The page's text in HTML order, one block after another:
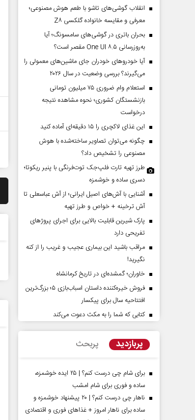
انقلاب گوشی‌های تاشو‌ با طعم هوش مصنوعی؛
معرفی و مقایسه خانواده گلکسی Z۸
بحران باتری در گوشی‌های سامسونگ؛ آیا
به‌روزرسانی One UI ۸.۵ مقصر است؟
آیا خودروهای خودران جای ماشین‌های معمولی را
می‌گیرند؟ بررسی وضعیت در سال ۲۰۲۶
استعلام وام ضروری ۷۵ میلیون تومانی
بازنشستگان کشوری؛ نحوه مشاهده نتیجه
درخواست
این غذای لاکچری را ۱۵ دقیقه‌ای آماده کنید
چگونه می‌توان تصاویر ساخته‌شده با هوش
مصنوعی را تشخیص داد؟
طرز تهیه تارت فلپ‌جک توت‌فرنگی با پنیر ریکوتا؛
دسری ساده و خوشمزه
آشنایی با آش‌های اصیل ایرانی؛ از آش عباسعلی تا
آش ترخینه + خواص و طرز تهیه
پارک شیرین قابلیت‌ بالایی برای اجرای پروژهای
تفریحی دارد
مراقب باشید این بیماری عجیب و غریب را از کنه
نگیرید!
خاوران؛ گمشده‌ای در تاریخ کرمانشاه
فروش خیره‌کننده داستان اسباب‌بازی ۵؛ بزرگ‌ترین
افتتاحیه سال برای پیکسار
کتابی که شما را به مکث دعوت می‌کند
پربازدید پربحث
برای شام چی درست کنم؟ | ۲۵ ایده خوشمزه،
ساده و فوری برای شام امشب
ناهار چی درست کنم؟ | ۲۰ پیشنهاد خوشمزه و
ساده برای ناهار امروز + غذاهای فوری و اقتصادی
تهدیدات کوتاه‏‌مدت و
اربعین نماد مقاومت در
مجلس